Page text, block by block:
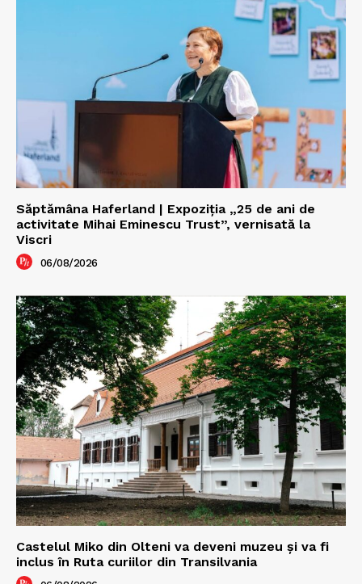
Săptămâna Haferland | Expoziţia „25 de ani de
activitate Mihai Eminescu Trust”, vernisată la
Viscri
06/08/2026
Castelul Miko din Olteni va deveni muzeu şi va fi
inclus în Ruta curiilor din Transilvania